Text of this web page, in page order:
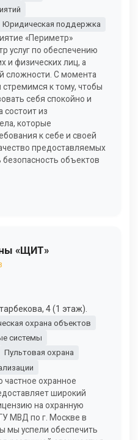
Юридическая поддержка
«Периметр»
услуг по обеспечению
и физических лиц, а
сложности. С момента
к тому, чтобы
себя спокойно и
из
которые
к себе и своей
предоставляемых
безопасность объектов
«ЩИТ»
4 (1 этаж).
охрана объектов
системы
Пультовая охрана
охранное
широкий
на охранную
МВД по г. Москве в
мы успели обеспечить